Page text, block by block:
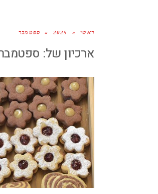
ראשי »
2025
» ספטמבר
ארכיון של: ספטמבר